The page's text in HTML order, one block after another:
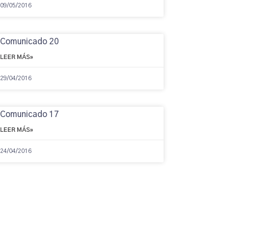
09/05/2016
Comunicado 20
LEER MÁS»
29/04/2016
Comunicado 17
LEER MÁS»
24/04/2016